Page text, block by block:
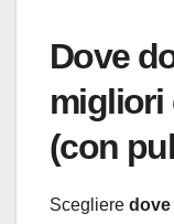
Dove
migliori
(con
Scegliere dove